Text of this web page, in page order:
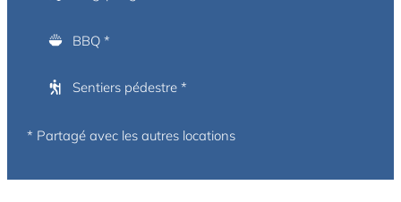
BBQ *
Sentiers pédestre *
* Partagé avec les autres locations